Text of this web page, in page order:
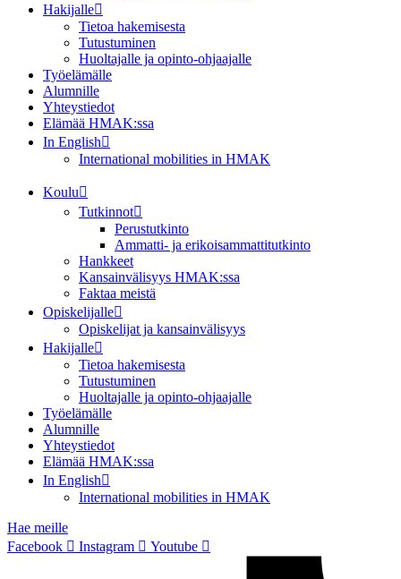
Hakijalle
Tietoa hakemisesta
Tutustuminen
Huoltajalle ja opinto-ohjaajalle
Työelämälle
Alumnille
Yhteystiedot
Elämää HMAK:ssa
In English
International mobilities in HMAK
Koulu
Tutkinnot
Perustutkinto
Ammatti- ja erikoisammattitutkinto
Hankkeet
Kansainvälisyys HMAK:ssa
Faktaa meistä
Opiskelijalle
Opiskelijat ja kansainvälisyys
Hakijalle
Tietoa hakemisesta
Tutustuminen
Huoltajalle ja opinto-ohjaajalle
Työelämälle
Alumnille
Yhteystiedot
Elämää HMAK:ssa
In English
International mobilities in HMAK
Hae meille
Facebook
Instagram Youtube